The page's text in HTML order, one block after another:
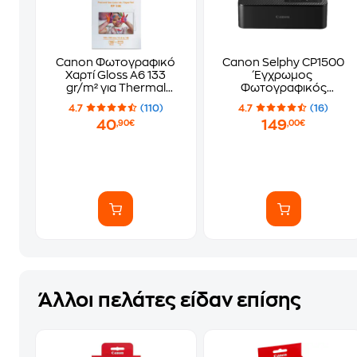
Canon Φωτογραφικό
Χαρτί Gloss A6 133
gr/m² για Thermal
Εκτυπωτές 108 φύλλα
4.7 (110)
40,90€
Canon Selphy CP1500
Έγχρωμος
Φωτογραφικός
Εκτυπωτής Thermal
Photo με WiFi - Μαύρο
(5539C008AA)
4.7 (16)
149,00€
Άλλοι πελάτες είδαν επίσης